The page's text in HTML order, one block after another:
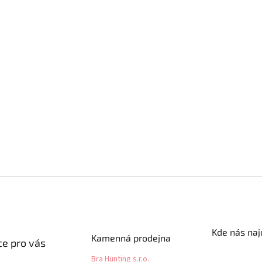
pro vás Kamenná prodejna
Bra Hunting s.r.o.
Kde nás